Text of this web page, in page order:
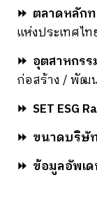
⏩ ตลาดหลัก
แห่งประเทศไท
⏩ อุตสาหกรร
ก่อสร้าง / พัฒ
⏩ SET ESG
⏩ ขนาดบริษั
⏩ ข้อมูลอัพเ